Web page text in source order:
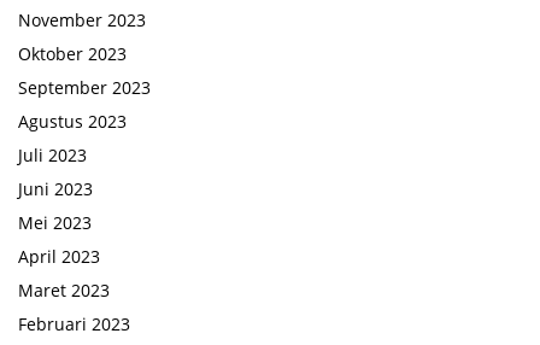
November 2023
Oktober 2023
September 2023
Agustus 2023
Juli 2023
Juni 2023
Mei 2023
April 2023
Maret 2023
Februari 2023